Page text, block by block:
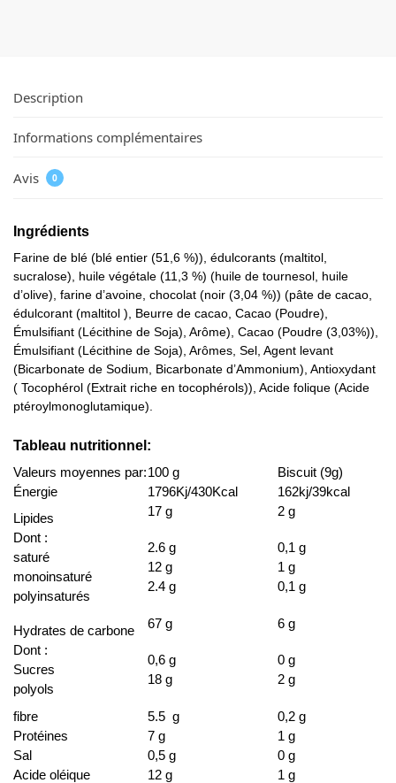
Description
Informations complémentaires
Avis 0
Ingrédients
Farine de blé (blé entier (51,6 %)), édulcorants (maltitol,
sucralose), huile végétale (11,3 %) (huile de tournesol, huile
d’olive), farine d’avoine, chocolat (noir (3,04 %)) (pâte de cacao,
édulcorant (maltitol ), Beurre de cacao, Cacao (Poudre),
Émulsifiant (Lécithine de Soja), Arôme), Cacao (Poudre (3,03%)),
Émulsifiant (Lécithine de Soja), Arômes, Sel, Agent levant
(Bicarbonate de Sodium, Bicarbonate d’Ammonium), Antioxydant
( Tocophérol (Extrait riche en tocophérols)), Acide folique (Acide
ptéroylmonoglutamique).
Tableau nutritionnel:
Valeurs moyennes par:100 g
Biscuit (9g)
Énergie
1796Kj/430Kcal
162kj/39kcal
Lipides
Dont :
saturé
monoinsaturé
polyinsaturés
17 g
2.6 g
12 g
2.4 g
2 g
0,1 g
1 g
0,1 g
Hydrates de carbone
Dont :
Sucres
polyols
67 g
0,6 g
18 g
6 g
0 g
2 g
fibre 5.5 g
0,2 g
Protéines
7 g
1 g
Sal
0,5 g
0 g
Acide oléique
12 g 1 g